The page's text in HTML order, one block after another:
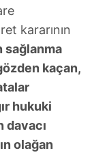
kararının
sağlanma
kaçan,
hukuki
davacı
olağan